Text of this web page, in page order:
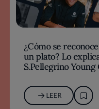
¿Cómo se
un plato? Lo
S.Pellegrino Young
LEER